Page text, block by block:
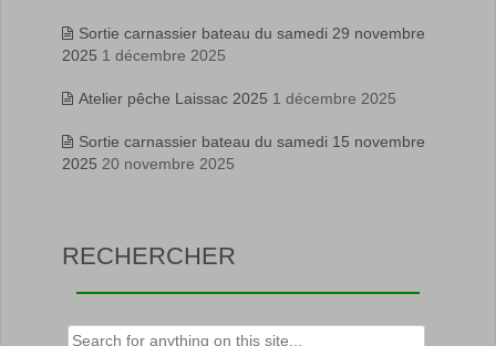
Sortie carnassier bateau du samedi 29 novembre
2025 1 décembre 2025
Atelier pêche Laissac 2025 1 décembre 2025
Sortie carnassier bateau du samedi 15 novembre
2025 20 novembre 2025
RECHERCHER
Rechercher :